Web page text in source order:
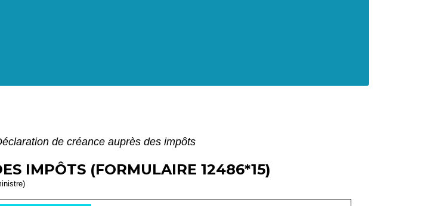
de créance auprès des impôts
IMPÔTS (FORMULAIRE 12486*15)